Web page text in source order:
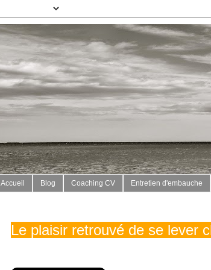
Accueil Blog Coaching CV Entretien d'embauche
Le plaisir retrouvé de se lever